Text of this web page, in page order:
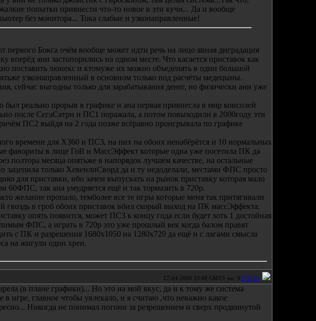
попытки привнести что-то новое в эти кучи... Да и вообще
без монитора... Тока слабые и узконаправленные!
первого Бокса очём вообще может идти речь на лицо явная диградация
вперёд ани застопорились на одном месте. Что касается приставок как
поставить люнекс и ктомуже их можно объеденять в один большой
узконаправленный в основном только под расчёты медецыны.
сейчас выгодны только для зарабатывания денег, но физически ани уже
реально прорыв в графике и ана первая привнесла в мир консолей
после СегаСатрн и ПС1 поражала, а потом повыходили в 2000году эти
ПС2 выйдя на 2 года позже всёравно проигрывала по графике
времени для Х360 и ПС3, на них на обоих ненабёрётся и 10 нормальных
фавориты в лице ГоВ и МассЭффект которые одна уже посетила ПК да
полтора месяца опятьже в напорядок лучшем качестве, на остальные
зацепила только ХевенлиСворд да и ту недоделали, местами ФПС просто
для приставки, ибо зачем выпускать на рынок приставку которая мало
60ФПС, так ана умудряется ещё и так тормазить в 720р.
желание пропало, темболее все те игры которые меня так притягивали
в гроб обоих приставок вбил скорый выход на ПК массЭффекта.
опять появится, может ПС3 к концу года если будет хоть 1 достойная
ФПС, а играть в 720р это уже прошлый век когда балом правят
с ПК и разрешения 1680х1050 на 1280х720 да ещё и с лагами смысла
на жигули один хрен.
17-04-2008 23:48 GMT3 час. #573235
(в плане графики)... Но это на мой вкус, да и к тому же система
игре, главное чтобы увлекало, и я считаю ,что неважно какое
Никогда не понимал погони за резрешением и сверх продвинутой